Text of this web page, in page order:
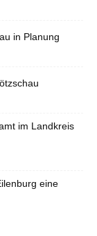
in Planung
im Landkreis
eine